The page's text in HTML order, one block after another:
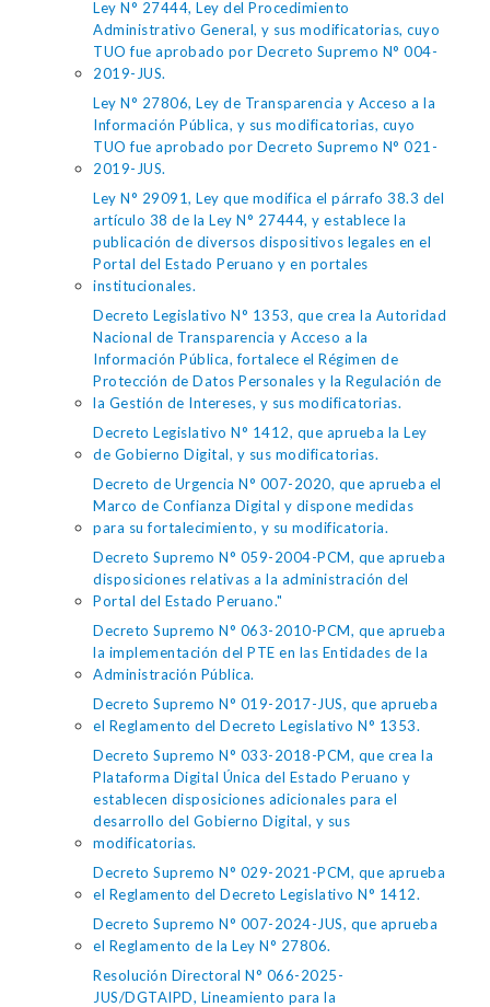
Ley N° 27444, Ley del Procedimiento
Administrativo General, y sus modificatorias, cuyo
TUO fue aprobado por Decreto Supremo N° 004-
2019-JUS.
Ley N° 27806, Ley de Transparencia y Acceso a la
Información Pública, y sus modificatorias, cuyo
TUO fue aprobado por Decreto Supremo N° 021-
2019-JUS.
Ley N° 29091, Ley que modifica el párrafo 38.3 del
artículo 38 de la Ley N° 27444, y establece la
publicación de diversos dispositivos legales en el
Portal del Estado Peruano y en portales
institucionales.
Decreto Legislativo N° 1353, que crea la Autoridad
Nacional de Transparencia y Acceso a la
Información Pública, fortalece el Régimen de
Protección de Datos Personales y la Regulación de
la Gestión de Intereses, y sus modificatorias.
Decreto Legislativo N° 1412, que aprueba la Ley
de Gobierno Digital, y sus modificatorias.
Decreto de Urgencia N° 007-2020, que aprueba el
Marco de Confianza Digital y dispone medidas
para su fortalecimiento, y su modificatoria.
Decreto Supremo N° 059-2004-PCM, que aprueba
disposiciones relativas a la administración del
Portal del Estado Peruano."
Decreto Supremo N° 063-2010-PCM, que aprueba
la implementación del PTE en las Entidades de la
Administración Pública.
Decreto Supremo N° 019-2017-JUS, que aprueba
el Reglamento del Decreto Legislativo N° 1353.
Decreto Supremo N° 033-2018-PCM, que crea la
Plataforma Digital Única del Estado Peruano y
establecen disposiciones adicionales para el
desarrollo del Gobierno Digital, y sus
modificatorias.
Decreto Supremo N° 029-2021-PCM, que aprueba
el Reglamento del Decreto Legislativo N° 1412.
Decreto Supremo N° 007-2024-JUS, que aprueba
el Reglamento de la Ley N° 27806.
Resolución Directoral N° 066-2025-
JUS/DGTAIPD, Lineamiento para la